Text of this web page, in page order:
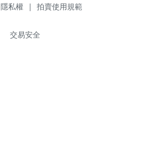
隱私權 | 拍賣使用規範
交易安全